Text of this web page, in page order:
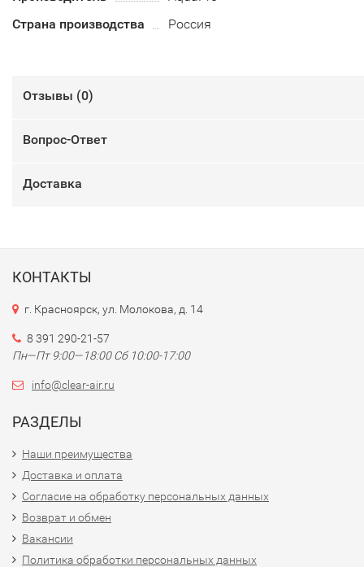
Страна производства
Россия
Отзывы (0)
Вопрос-Ответ
Доставка
КОНТАКТЫ
г. Красноярск, ул. Молокова, д. 14
8 391 290-21-57
Пн—Пт 9:00—18:00 Сб 10:00-17:00
info@clear-air.ru
РАЗДЕЛЫ
Наши преимущества
Доставка и оплата
Согласие на обработку персональных данных
Возврат и обмен
Вакансии
Политика обработки персональных данных